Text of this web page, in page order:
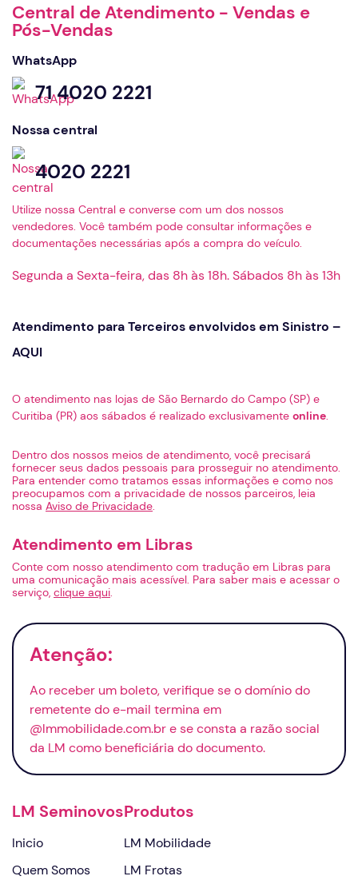
Central de Atendimento - Vendas e
Pós-Vendas
WhatsApp
71 4020 2221
Nossa central
4020 2221
Utilize nossa Central e converse com um dos nossos
vendedores. Você também pode consultar informações e
documentações necessárias após a compra do veículo.
Segunda a Sexta-feira, das 8h às 18h. Sábados 8h às 13h
Atendimento para Terceiros envolvidos em Sinistro –
AQUI
O atendimento nas lojas de São Bernardo do Campo (SP) e
Curitiba (PR) aos sábados é realizado exclusivamente online.
Dentro dos nossos meios de atendimento, você precisará
fornecer seus dados pessoais para prosseguir no atendimento.
Para entender como tratamos essas informações e como nos
preocupamos com a privacidade de nossos parceiros, leia
nossa Aviso de Privacidade.
Atendimento em Libras
Conte com nosso atendimento com tradução em Libras para
uma comunicação mais acessível. Para saber mais e acessar o
serviço, clique aqui.
Atenção:
Ao receber um boleto, verifique se o domínio do
remetente doe-mail termina em
@lmmobilidade.com.br e se consta a razão social
da LM como beneficiária do documento.
LM Seminovos
Inicio
Quem Somos
Produtos
LM Mobilidade
LM Frotas